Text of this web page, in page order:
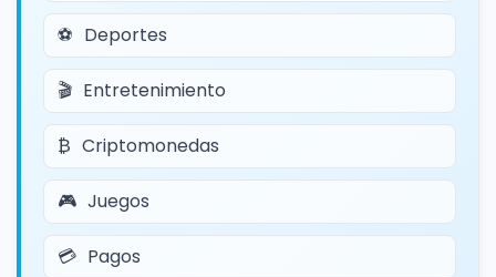
Deportes
Entretenimiento
Criptomonedas
Juegos
Pagos